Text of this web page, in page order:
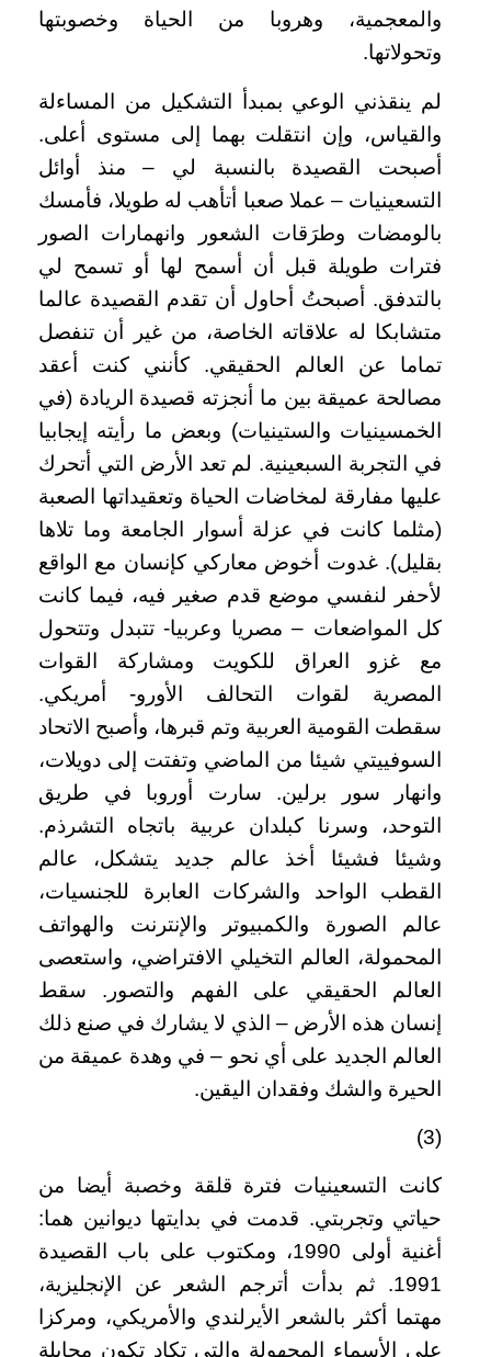
والمعجمية، وهروبا من الحياة وخصوبتها
وتحولاتها.
لم ينقذني الوعي بمبدأ التشكيل من المساءلة
والقياس، وإن انتقلت بهما إلى مستوى أعلى.
أصبحت القصيدة بالنسبة لي – منذ أوائل
التسعينيات – عملا صعبا أتأهب له طويلا، فأمسك
بالومضات وطرَقات الشعور وانهمارات الصور
فترات طويلة قبل أن أسمح لها أو تسمح لي
بالتدفق. أصبحتُ أحاول أن تقدم القصيدة عالما
متشابكا له علاقاته الخاصة، من غير أن تنفصل
تماما عن العالم الحقيقي. كأنني كنت أعقد
مصالحة عميقة بين ما أنجزته قصيدة الريادة (في
الخمسينيات والستينيات) وبعض ما رأيته إيجابيا
في التجربة السبعينية. لم تعد الأرض التي أتحرك
عليها مفارقة لمخاضات الحياة وتعقيداتها الصعبة
(مثلما كانت في عزلة أسوار الجامعة وما تلاها
بقليل). غدوت أخوض معاركي كإنسان مع الواقع
لأحفر لنفسي موضع قدم صغير فيه، فيما كانت
كل المواضعات – مصريا وعربيا- تتبدل وتتحول
مع غزو العراق للكويت ومشاركة القوات
المصرية لقوات التحالف الأورو- أمريكي.
سقطت القومية العربية وتم قبرها، وأصبح الاتحاد
السوفييتي شيئا من الماضي وتفتت إلى دويلات،
وانهار سور برلين. سارت أوروبا في طريق
التوحد، وسرنا كبلدان عربية باتجاه التشرذم.
وشيئا فشيئا أخذ عالم جديد يتشكل، عالم
القطب الواحد والشركات العابرة للجنسيات،
عالم الصورة والكمبيوتر والإنترنت والهواتف
المحمولة، العالم التخيلي الافتراضي، واستعصى
العالم الحقيقي على الفهم والتصور. سقط
إنسان هذه الأرض – الذي لا يشارك في صنع ذلك
العالم الجديد على أي نحو – في وهدة عميقة من
الحيرة والشك وفقدان اليقين.
(3)
كانت التسعينيات فترة قلقة وخصبة أيضا من
حياتي وتجربتي. قدمت في بدايتها ديوانين هما:
أغنية أولى 1990، ومكتوب على باب القصيدة
1991. ثم بدأت أترجم الشعر عن الإنجليزية،
مهتما أكثر بالشعر الأيرلندي والأمريكي، ومركزا
على الأسماء المجهولة والتي تكاد تكون مجايلة